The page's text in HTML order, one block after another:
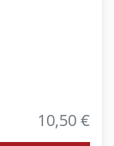
10,50 €